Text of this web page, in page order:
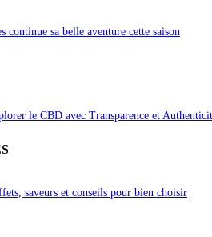
sa belle aventure cette saison
le CBD avec Transparence et
saveurs et conseils pour bien choisir